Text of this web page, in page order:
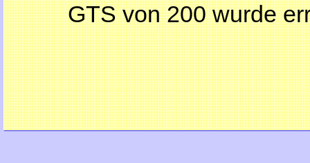
GTS von 200 wurde